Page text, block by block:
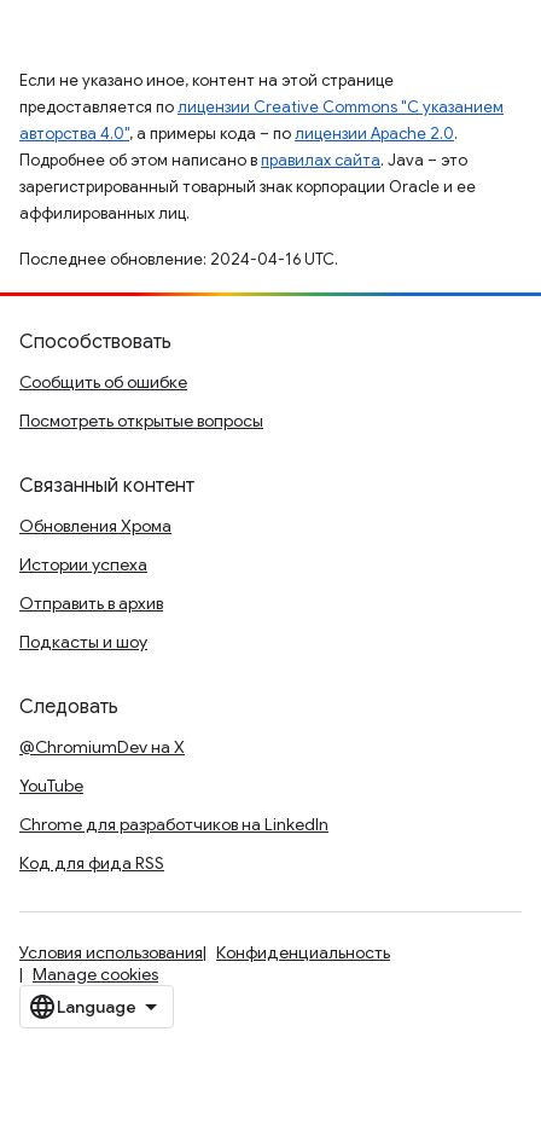
Если не указано иное, контент на этой странице
предоставляется полицензии Creative Commons "С указанием
авторства 4.0", а примеры кода – полицензии Apache 2.0.
Подробнее об этом написано вправилах сайта. Java – это
зарегистрированный товарный знак корпорации Oracle и ее
аффилированных лиц.
Последнее обновление: 2024-04-16 UTC.
Способствовать
Сообщить об ошибке
Посмотреть открытые вопросы
Связанный контент
Обновления Хрома
Истории успеха
Отправить в архив
Подкасты и шоу
Следовать
@ChromiumDev на X
YouTube
Chrome для разработчиков на LinkedIn
Код для фида RSS
Условия использования
Конфиденциальность
Manage cookies